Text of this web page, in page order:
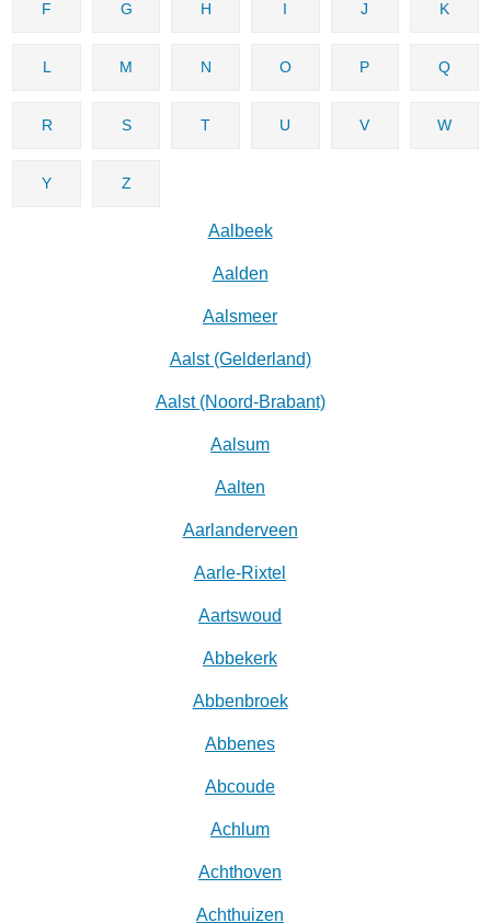
F G H I J K
L M N O P Q
R S T U V W
Y Z
Aalbeek
Aalden
Aalsmeer
Aalst (Gelderland)
Aalst (Noord-Brabant)
Aalsum
Aalten
Aarlanderveen
Aarle-Rixtel
Aartswoud
Abbekerk
Abbenbroek
Abbenes
Abcoude
Achlum
Achthoven
Achthuizen